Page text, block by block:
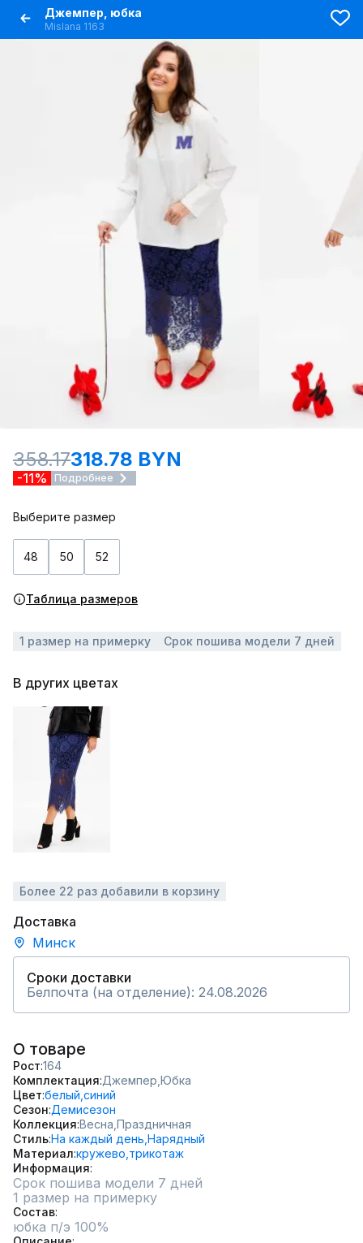
Джемпер, юбка
Mislana 1163
358.17318.78 BYN
-11% Подробнее
Выберите размер
48 50 52
Таблица размеров
1 размер на примерку Срок пошива модели 7 дней
В других цветах
Более 22 раз добавили в корзину
Доставка
Минск
Сроки доставки
Белпочта (на отделение): 24.08.2026
О товаре
Рост 164
Комплектация Джемпер, Юбка
Цвет белый, синий
Сезон Демисезон
Коллекция Весна, Праздничная
СтильНа каждый день, Нарядный
Материал кружево, трикотаж
Информация
Срок пошива модели 7 дней
1 размер на примерку
Состав
юбка п/э 100%